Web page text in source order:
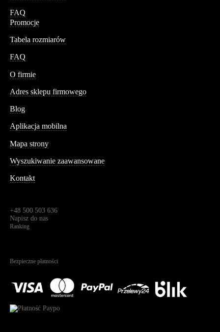
FAQ
Promocje
Tabela rozmiarów
FAQ
O firmie
Adres sklepu firmowego
Blog
Aplikacja mobilna
Mapa strony
Wyszukiwanie zaawansowane
Kontakt
+48 500 503 636
Napisz do nas
Ranking
Bezpieczne płatności